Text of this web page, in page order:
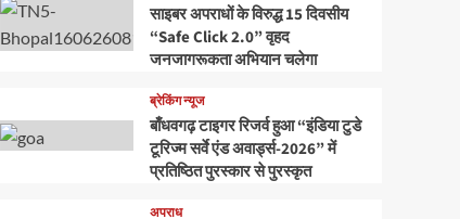
साइबर अपराधों के विरुद्ध 15 दिवसीय
“Safe Click 2.0” वृहद
जनजागरूकता अभियान चलेगा
ब्रेकिंग न्यूज
बाँधवगढ़ टाइगर रिजर्व हुआ “इंडिया टुडे
टूरिज्म सर्वे एंड अवार्ड्स-2026” में
प्रतिष्ठित पुरस्कार से पुरस्कृत
अपराध